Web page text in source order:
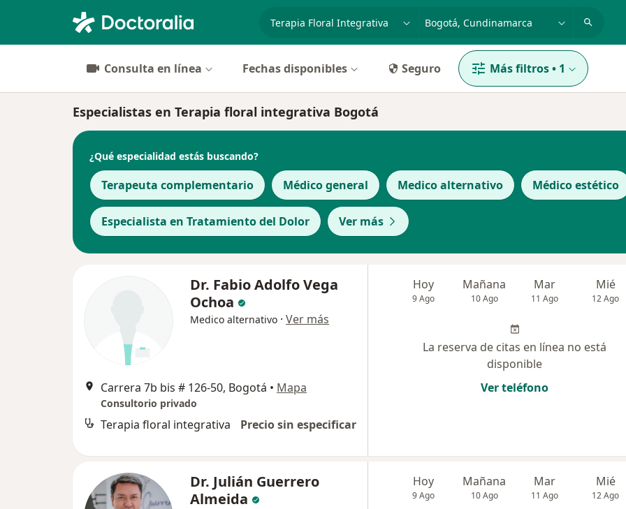
especialidad, enfermedad o nombre
p. ej. Bogotá
Consulta en línea Fechas disponibles Seguro Más filtros• 1
Especialistas en Terapia floral integrativa Bogotá
¿Qué especialidad estás buscando?
Terapeuta complementario Médico general Medico alternativo Médico estético
Especialista en Tratamiento del Dolor Ver más
Dr. Fabio Adolfo Vega
Ochoa
Medico alternativo · Ver más
Carrera 7b bis # 126-50, Bogotá • Mapa
Consultorio privado
Terapia floral integrativa Precio sin especificar
Hoy
9 Ago
Mañana
10 Ago
Mar
11 Ago
Mié
12 Ago
La reserva de citas en línea no está
disponible
Ver teléfono
Dr. Julián Guerrero
Almeida
Hoy
9 Ago
Mañana
10 Ago
Mar
11 Ago
Mié
12 Ago